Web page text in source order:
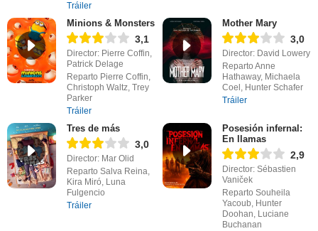
Tráiler
Minions & Monsters
3,1
Director: Pierre Coffin,
Patrick Delage
Reparto Pierre Coffin,
Christoph Waltz, Trey
Parker
Tráiler
Mother Mary
3,0
Director: David Lowery
Reparto Anne
Hathaway, Michaela
Coel, Hunter Schafer
Tráiler
Tres de más
3,0
Director: Mar Olid
Reparto Salva Reina,
Kira Miró, Luna
Fulgencio
Tráiler
Posesión infernal:
En llamas
2,9
Director: Sébastien
Vaniček
Reparto Souheila
Yacoub, Hunter
Doohan, Luciane
Buchanan